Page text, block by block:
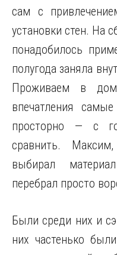
сам с
установки стен. На
понадобилось
полугода заняла
Проживаем в
впечатления
просторно — с
сравнить.
выбирал
перебрал просто
Были среди них и
них частенько